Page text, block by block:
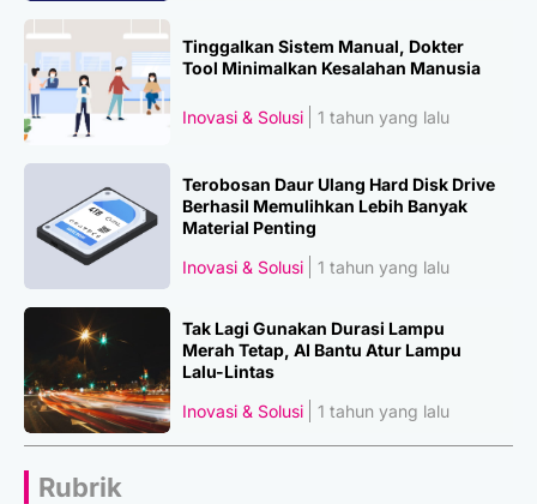
Tinggalkan Sistem Manual, Dokter
Tool Minimalkan Kesalahan Manusia
Inovasi & Solusi 1 tahun yang lalu
Terobosan Daur Ulang Hard Disk Drive
Berhasil Memulihkan Lebih Banyak
Material Penting
Inovasi & Solusi
1 tahun yang lalu
Tak Lagi Gunakan Durasi Lampu
Merah Tetap, AI Bantu Atur Lampu
Lalu-Lintas
Inovasi & Solusi
1 tahun yang lalu
Rubrik